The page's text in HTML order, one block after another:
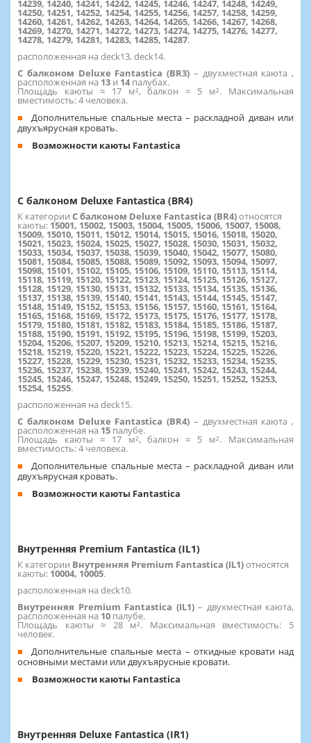
14239, 14240, 14241, 14242, 14245, 14246, 14247, 14248, 14249,
14250, 14251, 14252, 14254, 14255, 14256, 14257, 14258, 14259,
14260, 14261, 14262, 14263, 14264, 14265, 14266, 14267, 14268,
14269, 14270, 14271, 14272, 14273, 14274, 14275, 14276, 14277,
14278, 14279, 14281, 14283, 14285, 14287.
расположенная на deck13, deck14.
С балконом Deluxe Fantastica (BR3) – двухместная каюта ,
расположенная на 13 и 14палубах.
Площадь каюты ≈ 17 м², балкон ≈ 5 м². Максимальная
вместимость: 4 человека.
Дополнительные спальные места – раскладной диван или
двухъярусная кровать.
Возможности каюты Fantastica
С балконом Deluxe Fantastica (BR4)
К категории С балконом Deluxe Fantastica (BR4)относятся
каюты: 15001, 15002, 15003, 15004, 15005, 15006, 15007, 15008,
15009, 15010, 15011, 15012, 15014, 15015, 15016, 15018, 15020,
15021, 15023, 15024, 15025, 15027, 15028, 15030, 15031, 15032,
15033, 15034, 15037, 15038, 15039, 15040, 15042, 15077, 15080,
15081, 15084, 15085, 15088, 15089, 15092, 15093, 15094, 15097,
15098, 15101, 15102, 15105, 15106, 15109, 15110, 15113, 15114,
15118, 15119, 15120, 15122, 15123, 15124, 15125, 15126, 15127,
15128, 15129, 15130, 15131, 15132, 15133, 15134, 15135, 15136,
15137, 15138, 15139, 15140, 15141, 15143, 15144, 15145, 15147,
15148, 15149, 15152, 15153, 15156, 15157, 15160, 15161, 15164,
15165, 15168, 15169, 15172, 15173, 15175, 15176, 15177, 15178,
15179, 15180, 15181, 15182, 15183, 15184, 15185, 15186, 15187,
15188, 15190, 15191, 15192, 15195, 15196, 15198, 15199, 15203,
15204, 15206, 15207, 15209, 15210, 15213, 15214, 15215, 15216,
15218, 15219, 15220, 15221, 15222, 15223, 15224, 15225, 15226,
15227, 15228, 15229, 15230, 15231, 15232, 15233, 15234, 15235,
15236, 15237, 15238, 15239, 15240, 15241, 15242, 15243, 15244,
15245, 15246, 15247, 15248, 15249, 15250, 15251, 15252, 15253,
15254, 15255.
расположенная на deck15.
С балконом Deluxe Fantastica (BR4) – двухместная каюта ,
расположенная на 15 палубе.
Площадь каюты ≈ 17 м², балкон ≈ 5 м². Максимальная
вместимость: 4 человека.
Дополнительные спальные места – раскладной диван или
двухъярусная кровать.
Возможности каюты Fantastica
Внутренняя Premium Fantastica (IL1)
К категории Внутренняя Premium Fantastica (IL1)относятся
каюты: 10004, 10005.
расположенная на deck10.
Внутренняя Premium Fantastica (IL1) – двухместная каюта,
расположенная на 10 палубе.
Площадь каюты ≈ 28 м². Максимальная вместимость: 5
человек.
Дополнительные спальные места – откидные кровати над
основными местами или двухъярусные кровати.
Возможности каюты Fantastica
Внутренняя Deluxe Fantastica (IR1)